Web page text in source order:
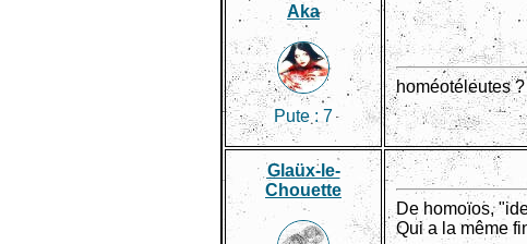
Aka
Pute : 7
homéotéleutes
Glaüx-le-
Chouette
De homoïos,
Qui a la même